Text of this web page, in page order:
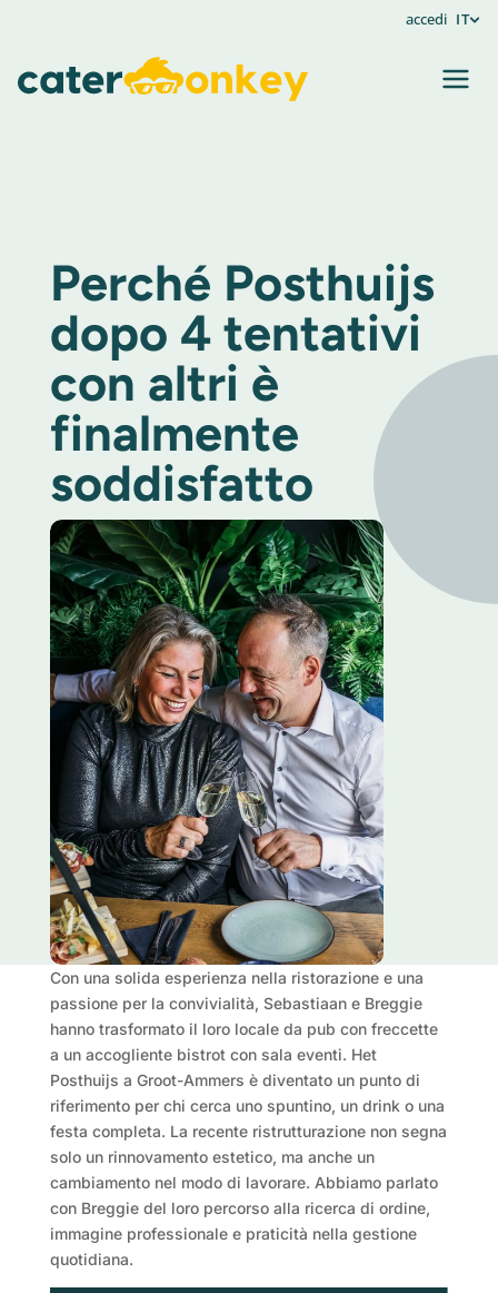
accedi IT
Perché Posthuijs
dopo 4 tentativi
con altri è
finalmente
soddisfatto
Con una solida esperienza nella ristorazione e una
passione per la convivialità, Sebastiaan e Breggie
hanno trasformato il loro locale da pub con freccette
a un accogliente bistrot con sala eventi. Het
Posthuijs a Groot-Ammers è diventato un punto di
riferimento per chi cerca uno spuntino, un drink o una
festa completa. La recente ristrutturazione non segna
solo un rinnovamento estetico, ma anche un
cambiamento nel modo di lavorare. Abbiamo parlato
con Breggie del loro percorso alla ricerca di ordine,
immagine professionale e praticità nella gestione
quotidiana.